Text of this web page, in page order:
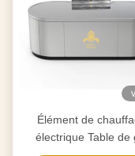
Élément de
électrique Table de